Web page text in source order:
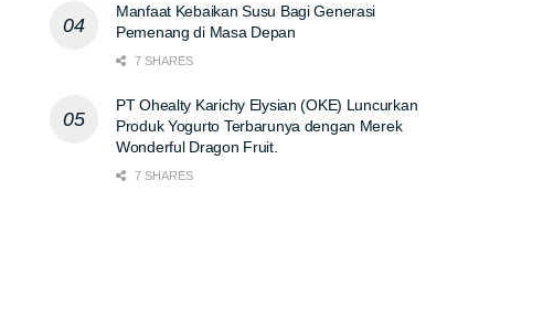
Manfaat Kebaikan Susu Bagi Generasi
Pemenang di Masa Depan
7 SHARES
PT Ohealty Karichy Elysian (OKE) Luncurkan
Produk Yogurto Terbarunya dengan Merek
Wonderful Dragon Fruit.
7 SHARES